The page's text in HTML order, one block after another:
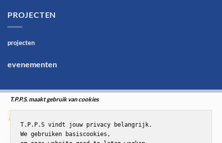
PROJECTEN
projecten
evenementen
T.P.P.S. maakt gebruik van cookies
T.P.P.S vindt jouw privacy belangrijk.
We gebruiken basiscookies,